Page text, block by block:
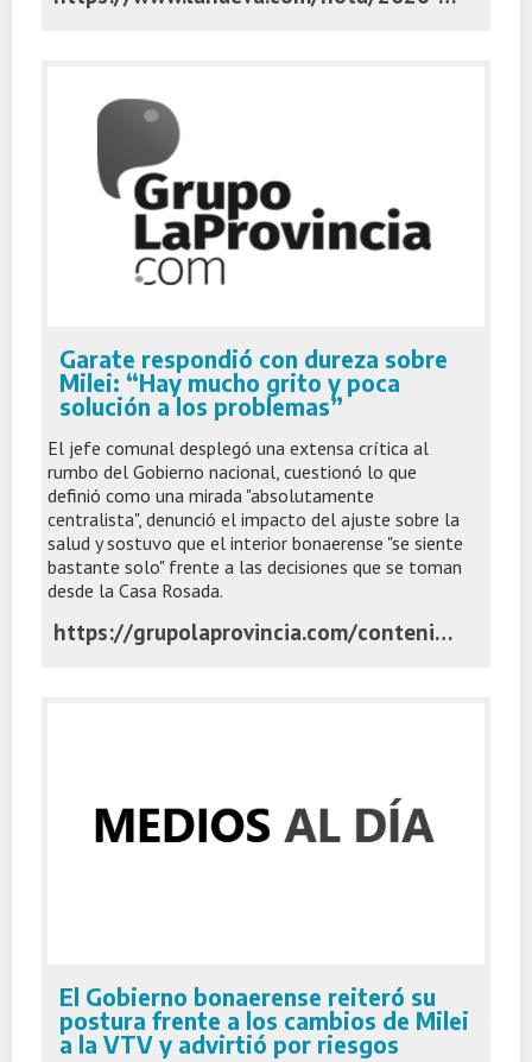
Garate respondió con dureza sobre
Milei: “Hay mucho grito y poca
solución a los problemas”
El jefe comunal desplegó una extensa crítica al
rumbo del Gobierno nacional, cuestionó lo que
definió como una mirada "absolutamente
centralista", denunció el impacto del ajuste sobre la
salud y sostuvo que el interior bonaerense "se siente
bastante solo" frente a las decisiones que se toman
desde la Casa Rosada.
https://grupolaprovincia.com/contenido/599470/garate-respondio-con-dureza-sobre-milei-hay-mucho-grito-y-poca-solucion-a-los-pr
El Gobierno bonaerense reiteró su
postura frente a los cambios de Milei
a la VTV y advirtió por riesgos